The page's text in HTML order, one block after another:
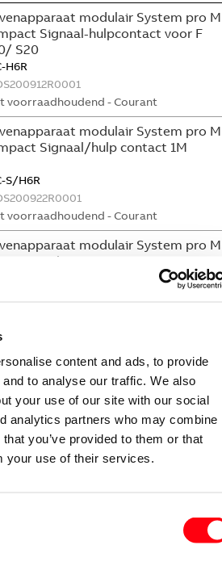
content and ads, to provide
to analyse our traffic. We also
your use of our site with our social
analytics partners who may combine
you’ve provided to them or that
your use of their services.
modulair System pro M
Signaal-hulpcontact voor F
S20
H6R
voorraadhoudend - Courant
modulair System pro M
Signaal/hulp contact 1M
S/H6R
voorraadhoudend - Courant
modulair System pro M
Hulpcontact
modulair System pro M
Hulpcontact 1M+1V
H11L
voorraadhoudend - Courant